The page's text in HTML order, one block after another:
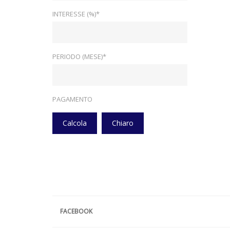
INTERESSE (%)*
PERIODO (MESE)*
PAGAMENTO
Calcola Chiaro
FACEBOOK